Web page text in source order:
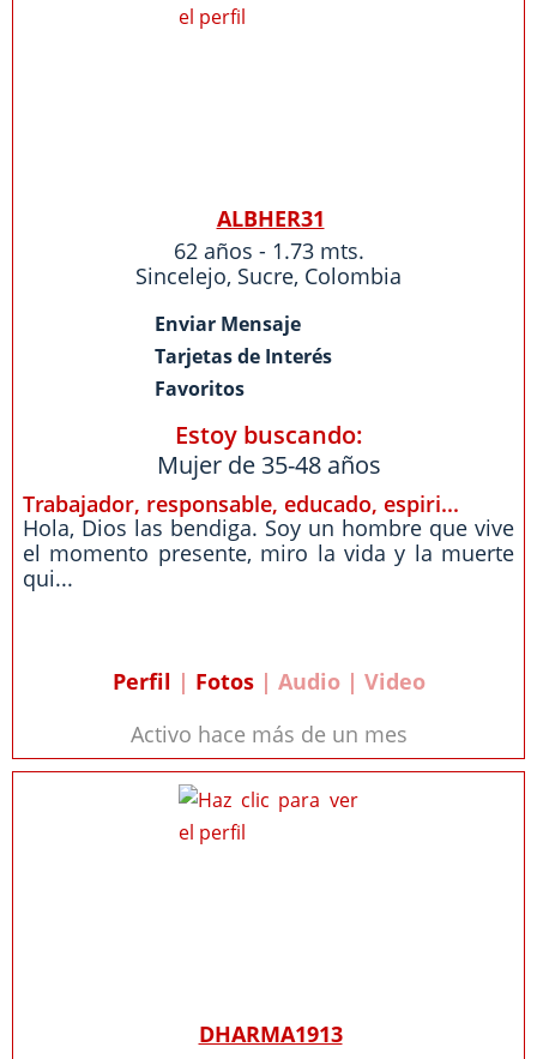
ALBHER31
62 años - 1.73 mts.
Sincelejo, Sucre, Colombia
Enviar Mensaje
Tarjetas de Interés
Favoritos
Estoy buscando:
Mujer de 35-48 años
Trabajador, responsable, educado, espiri...
Hola, Dios las bendiga. Soy un hombre que vive
el momento presente, miro la vida y la muerte
qui...
Perfil | Fotos| Audio | Video
Activo hace más de un mes
DHARMA1913